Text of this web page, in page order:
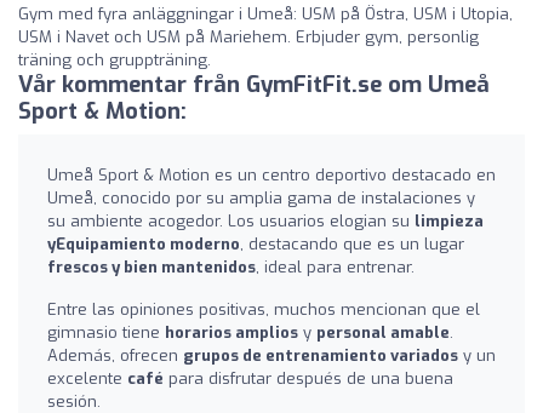
Gym med fyra anläggningar i Umeå: USM på Östra, USM i Utopia,
USM i Navet och USM på Mariehem. Erbjuder gym, personlig
träning och gruppträning.
Vår kommentar från GymFitFit.se om Umeå
Sport & Motion:
Umeå Sport & Motion es un centro deportivo destacado en
Umeå, conocido por su amplia gama de instalaciones y
su ambiente acogedor. Los usuarios elogian su limpieza
yEquipamiento moderno, destacando que es un lugar
frescos y bien mantenidos, ideal para entrenar.
Entre las opiniones positivas, muchos mencionan que el
gimnasio tiene horarios amplios y personal amable.
Además, ofrecen grupos de entrenamiento variados y un
excelente café para disfrutar después de una buena
sesión.